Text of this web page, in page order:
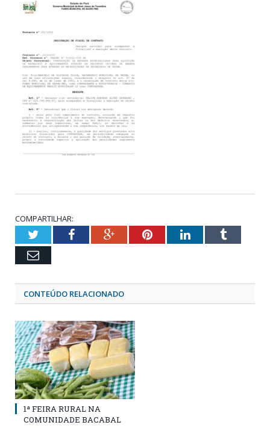
COMPARTILHAR:
TwitterFacebookGoogle+PinterestLinkedInTumblr
Email
CONTEÚDO RELACIONADO
1ª FEIRA RURAL NA
COMUNIDADE BACABAL